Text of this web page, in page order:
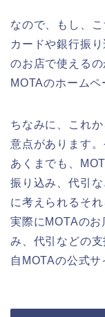
なので、もし、
カードや銀行振
のお店で使える
MOTAのホームペ
ちなみに、これ
意点があります
あくまでも、
振り込み、代引
に考えられるそ
実際にMOTAの
み、代引などの
自MOTAの公式サ